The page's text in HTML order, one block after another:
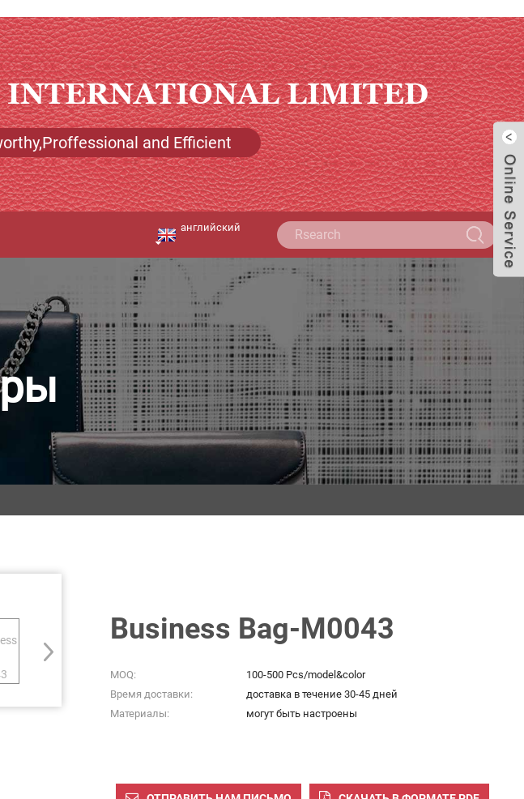
INTERNATIONAL LIMITED
and Efficient
английский
Business Bag-M0043
MOQ:
100-500 Pcs/model&color
Время доставки:
доставка в течение 30-45 дней
Материалы:
могут быть настроены